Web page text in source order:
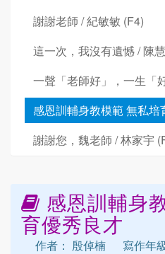
謝謝老師 / 紀敏敏 (F4)
這一次，我沒有遺憾 / 陳
一聲「老師好」，一生「
感恩訓輔身教模範 無私培
謝謝您，魏老師 / 林家宇
感恩訓輔身
育優秀良才
作者： 殷倬楠
寫作年